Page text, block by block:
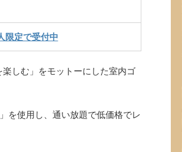
限定で受付中
しむ」をモットーにした室内ゴ
を使用し、通い放題で低価格でレ